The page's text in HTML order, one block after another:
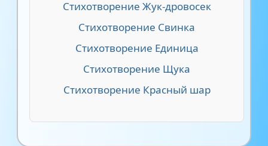
Стихотворение Жук-дровосек
Стихотворение Свинка
Стихотворение Единица
Стихотворение Щука
Стихотворение Красный шар